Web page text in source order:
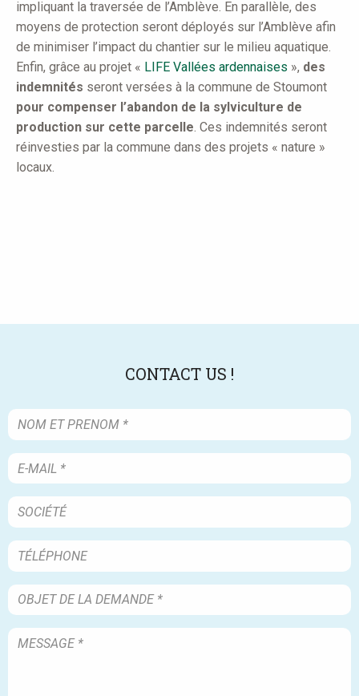
impliquant la traversée de l’Amblève. En parallèle, des
moyens de protection seront déployés sur l’Amblève afin
de minimiser l’impact du chantier sur le milieu aquatique.
Enfin, grâce au projet « LIFE Vallées ardennaises », des
indemnités seront versées à la commune de Stoumont
pour compenser l’abandon de la sylviculture de
production sur cette parcelle. Ces indemnités seront
réinvesties par la commune dans des projets « nature »
locaux.
CONTACT US !